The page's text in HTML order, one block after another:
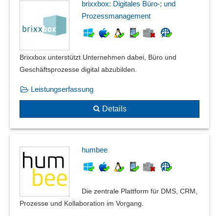
brixxbox: Digitales Büro-; und
Prozessmanagement
Brixxbox unterstützt Unternehmen dabei, Büro und
Geschäftsprozesse digital abzubilden.
Leistungserfassung
Details
humbee
Die zentrale Plattform für DMS, CRM,
Prozesse und Kollaboration im Vorgang.